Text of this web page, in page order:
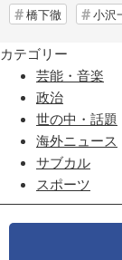
橋下徹 小沢
カテゴリー
芸能・音楽
政治
世の中・話題
海外ニュース
サブカル
スポーツ